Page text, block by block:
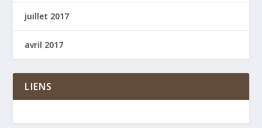
juillet 2017
avril 2017
LIENS